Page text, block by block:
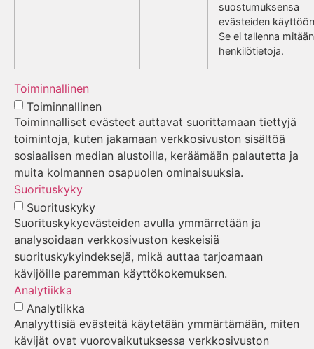
suostumuksensa
evästeiden
Se ei tallenna mitään
henkilötietoja.
Toiminnallinen
Toiminnallinen
Toiminnalliset evästeet auttavat suorittamaan tiettyjä
toimintoja, kuten jakamaan verkkosivuston sisältöä
sosiaalisen median alustoilla, keräämään palautetta ja
muita kolmannen osapuolen ominaisuuksia.
Suorituskyky
Suorituskyky
Suorituskykyevästeiden avulla ymmärretään ja
analysoidaan verkkosivuston keskeisiä
suorituskykyindeksejä, mikä auttaa tarjoamaan
kävijöille paremman käyttökokemuksen.
Analytiikka
Analytiikka
Analyyttisiä evästeitä käytetään ymmärtämään, miten
kävijät ovat vuorovaikutuksessa verkkosivuston